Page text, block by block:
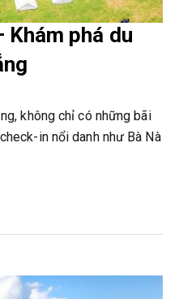
Khám phá du
không chỉ có những bãi
in nổi danh như Bà Nà